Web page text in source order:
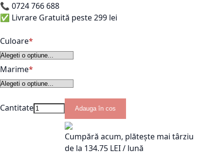
📞 0724 766 688
✅ Livrare Gratuită peste 299 lei
Culoare
Marime
Cantitate Adauga în cos
Cumpără acum, plătește mai târziu
de la 134.75 LEI / lună